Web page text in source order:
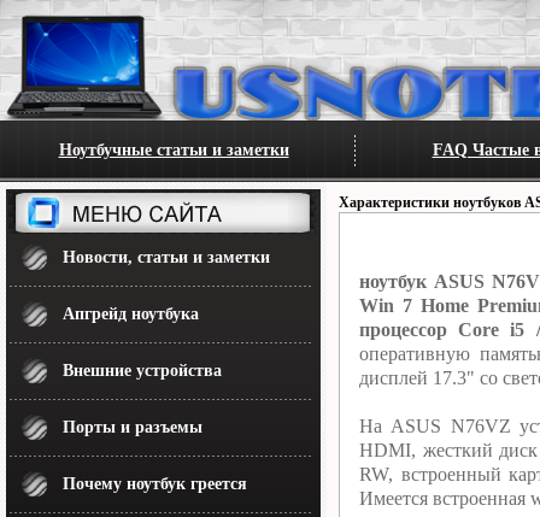
Ноутбучные статьи и заметки FAQ Частые
Новости, статьи и заметки
Апгрейд ноутбука
Внешние устройства
Порты и разъемы
Почему ноутбук греется
Характеристики ноутбуков
ноутбук ASUS
Win 7 Home
процессор Core
оперативную
дисплей 17.3" со
На ASUS N76VZ
HDMI, жесткий
RW, встроенный
Имеется встроенная